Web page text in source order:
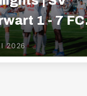
1 - 7 FC
Salzburg
2026